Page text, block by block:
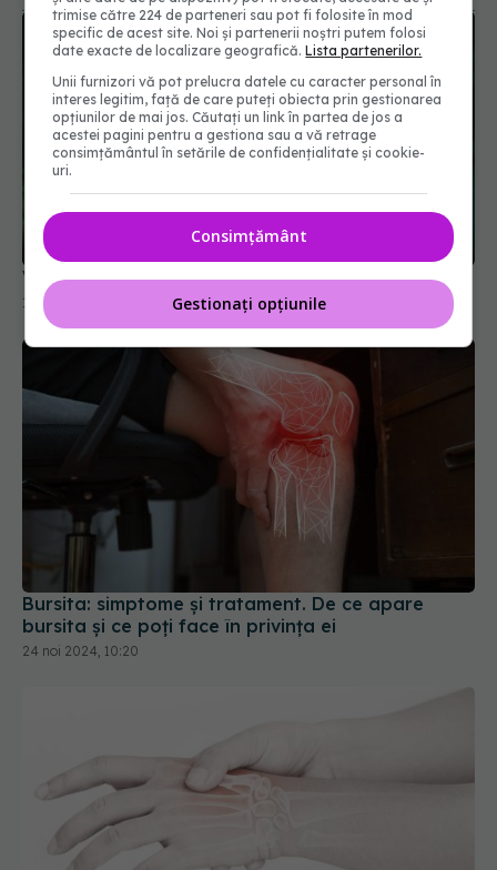
Vaccin pentru artrita reumatoidă? Studiu
10 oct 2021, 10:20
Bursita: simptome și tratament. De ce apare
bursita și ce poți face în privința ei
24 noi 2024, 10:20
trimise către 224 de parteneri sau pot fi folosite în mod
specific de acest site. Noi și partenerii noștri putem folosi
date exacte de localizare geografică.Lista partenerilor.
Unii furnizori vă pot prelucra datele cu caracter personal în
interes legitim, față de care puteți obiecta prin gestionarea
opțiunilor de mai jos. Căutați un link în partea de jos a
acestei pagini pentru a gestiona sau a vă retrage
consimțământul în setările de confidențialitate și cookie-
uri.
Consimțământ
Gestionați opțiunile